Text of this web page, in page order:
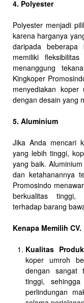
4. Polyester
Polyester menjadi
karena harganya
daripada
memiliki
menanggung
Kingkoper
menyediakan
dengan desain yang
5. Aluminium
Jika Anda mencari
yang lebih tinggi,
yang baik.
dan ketahanannya
Promosindo
berkualitas tinggi,
terhadap barang
Kenapa Memilih
Kualitas
koper umroh
dengan sangat
tinggi,
perlindungan